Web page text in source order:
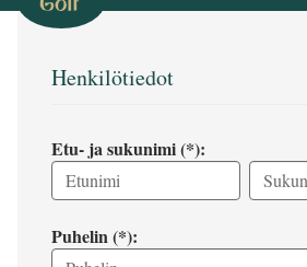
Henkilötiedot
Etu- ja sukunimi (*):
Puhelin (*):